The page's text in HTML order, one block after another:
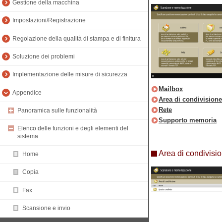
Gestione della macchina
Impostazioni/Registrazione
Regolazione della qualità di stampa e di finitura
Soluzione dei problemi
Implementazione delle misure di sicurezza
Appendice
Panoramica sulle funzionalità
Elenco delle funzioni e degli elementi del
sistema
Home
Copia
Fax
Scansione e invio
Mailbox
Area di condivisione
Rete
Supporto memoria
Area di